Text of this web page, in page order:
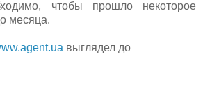
чтобы прошло некоторое
месяца.
выглядел до